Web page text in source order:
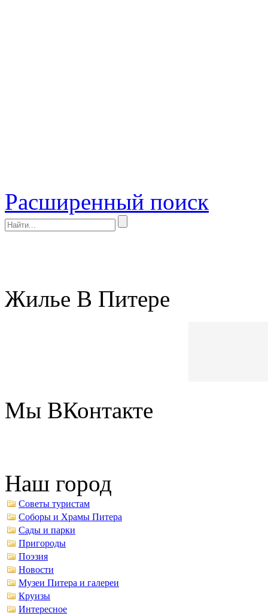
Расширенный поиск
Жилье В Питере
Мы ВКонтакте
Наш город
Советы туристам
Соборы и Храмы Питера
Сады и парки
Пригороды
Поэзия
Новости
Музеи Питера и галереи
Круизы
Интересное